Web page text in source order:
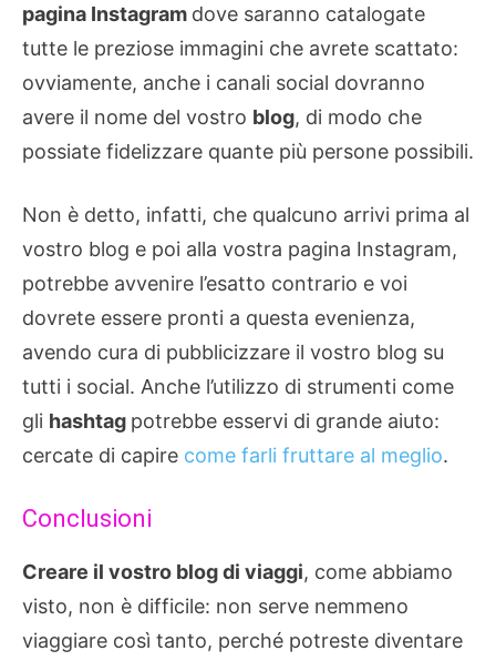
pagina Instagram dove saranno catalogate
tutte le preziose immagini che avrete scattato:
ovviamente, anche i canali social dovranno
avere il nome del vostro blog, di modo che
possiate fidelizzare quante più persone possibili.
Non è detto, infatti, che qualcuno arrivi prima al
vostro blog e poi alla vostra pagina Instagram,
potrebbe avvenire l’esatto contrario e voi
dovrete essere pronti a questa evenienza,
avendo cura di pubblicizzare il vostro blog su
tutti i social. Anche l’utilizzo di strumenti come
gli hashtag potrebbe esservi di grande aiuto:
cercate di capire come farli fruttare al meglio.
Conclusioni
Creare il vostro blog di viaggi, come abbiamo
visto, non è difficile: non serve nemmeno
viaggiare così tanto, perché potreste diventare